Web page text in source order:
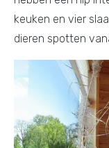
keuken en vier
dieren spotten